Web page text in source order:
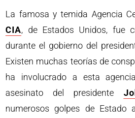
La famosa y temida Agencia
CIA, de Estados Unidos, fue
durante el gobierno del
Existen muchas teorías de
ha involucrado a esta
asesinato del presidente
numerosos golpes de Estado